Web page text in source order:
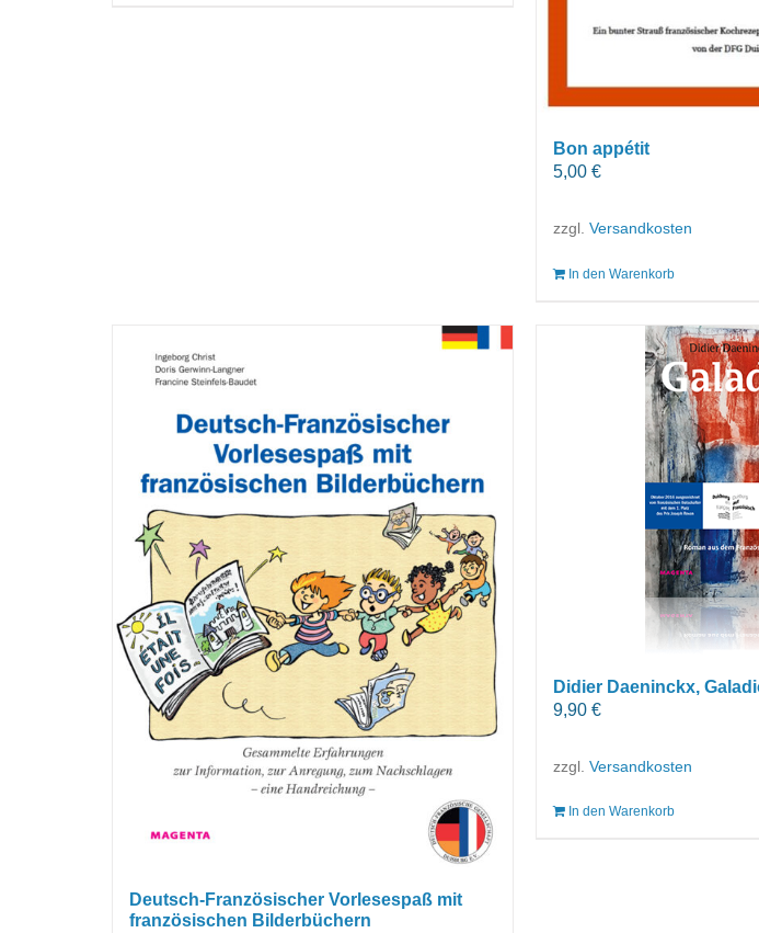
Bon appétit
5,00 €
zzgl. Versandkosten
In den Warenkorb
Deutsch-Französischer Vorlesespaß mit
französischen Bilderbüchern
Didier Daeninckx,
9,90 €
zzgl. Versandkosten
In den Warenkorb